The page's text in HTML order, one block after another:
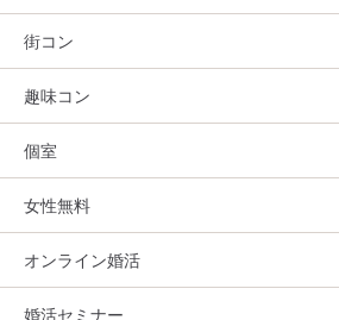
街コン
趣味コン
個室
女性無料
オンライン婚活
婚活セミナー